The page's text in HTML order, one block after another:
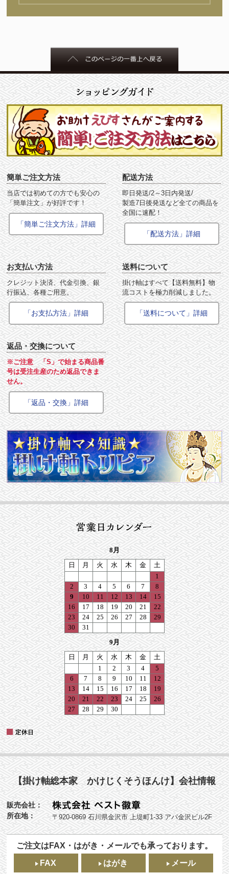
簡単ご注文方法
当店では初めての方でも安心の
「簡単注文」が好評です！
「簡単ご注文方法」詳細
配送方法
即日発送/2～3日内発送/
製造7日後発送など全ての商品を
全国に速配！
「配送方法」詳細
お支払い方法
クレジット決済、代金引換、銀
行振込、各種ご用意。
「お支払方法」詳細
送料について
掛け軸はすべて【送料無料】物
流コストを極力削減しました。
「送料について」詳細
返品・交換について
※ご注意 「S」で始まる商品番
号は受注生産のため返品できま
せん。
「返品・交換」詳細
【掛け軸総本家 かけじくそうほんけ】会社情報
販売会社：
所在地：
〒920-0869 石川県金沢市 上堤町1-33 アパ金沢ビル2F
ご注文はFAX・はがき・メールでも承っております。
FAX
はがき メール